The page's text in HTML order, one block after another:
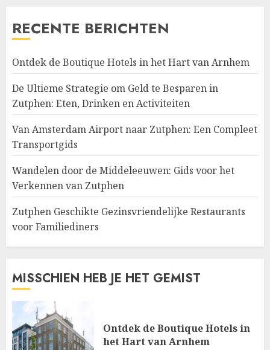
RECENTE BERICHTEN
Ontdek de Boutique Hotels in het Hart van Arnhem
De Ultieme Strategie om Geld te Besparen in
Zutphen: Eten, Drinken en Activiteiten
Van Amsterdam Airport naar Zutphen: Een Compleet
Transportgids
Wandelen door de Middeleeuwen: Gids voor het
Verkennen van Zutphen
Zutphen Geschikte Gezinsvriendelijke Restaurants
voor Familiediners
MISSCHIEN HEB JE HET GEMIST
Ontdek de Boutique Hotels in
het Hart van Arnhem